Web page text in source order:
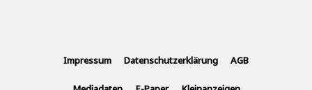
Impressum Datenschutzerklärung AGB